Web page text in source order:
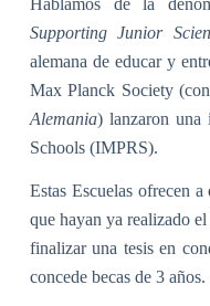
Hablamos de la
Supporting Junior
alemana de educar y
Max Planck Society
Alemania) lanzaron una
Schools (IMPRS).
Estas Escuelas ofrecen
que hayan ya realizado
finalizar una tesis en
concede becas de 3 años.